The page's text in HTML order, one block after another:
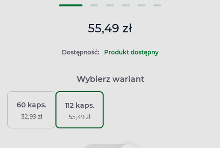
55,49 zł
Dostępność: Produkt dostępny
Wybierz wariant
60 kaps.
32,99 zł
112 kaps.
55,49 zł